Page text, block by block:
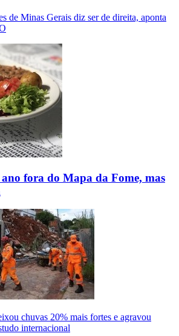
de Minas Gerais diz ser de direita, aponta
fora do Mapa da Fome, mas
chuvas 20% mais fortes e agravou
internacional